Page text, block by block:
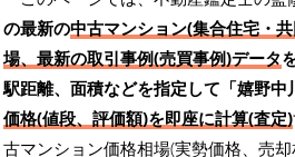
の最新の中古マンション(集合住宅・
場、最新の取引事例(売買事例)データ
駅距離、面積などを指定して「嬉野中
価格(値段、評価額)を即座に計算(査定)
古マンション価格相場(実勢価格、売